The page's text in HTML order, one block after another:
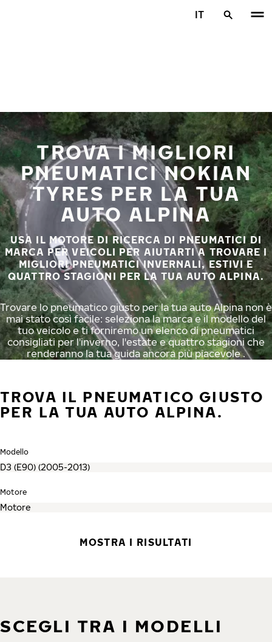
IT
TROVA I MIGLIORI
PNEUMATICI NOKIAN
TYRES PER LA TUA
AUTO ALPINA
USA IL MOTORE DI RICERCA DI PNEUMATICI DI
MARCA PER VEICOLI PER AIUTARTI A TROVARE I
MIGLIORI PNEUMATICI INVERNALI, ESTIVI E
QUATTRO STAGIONI PER LA TUA AUTO ALPINA.
Trovare lo pneumatico giusto per la tua auto Alpina non è
mai stato così facile: seleziona la marca e il modello del
tuo veicolo e ti forniremo un elenco di pneumatici
consigliati per l'inverno, l'estate e quattro stagioni che
renderanno la tua guida ancora più piacevole .
TROVA IL PNEUMATICO GIUSTO
PER LA TUA AUTO ALPINA.
Modello
Motore
MOSTRA I RISULTATI
SCEGLI TRA I MODELLI